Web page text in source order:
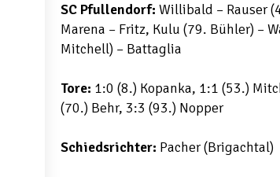
SC Pfullendorf: Willibald – Rauser
Marena – Fritz, Kulu (79. Bühler) –
Mitchell) – Battaglia
Tore: 1:0 (8.) Kopanka, 1:1 (53.)
(70.) Behr, 3:3 (93.) Nopper
Schiedsrichter: Pacher (Brigachtal)